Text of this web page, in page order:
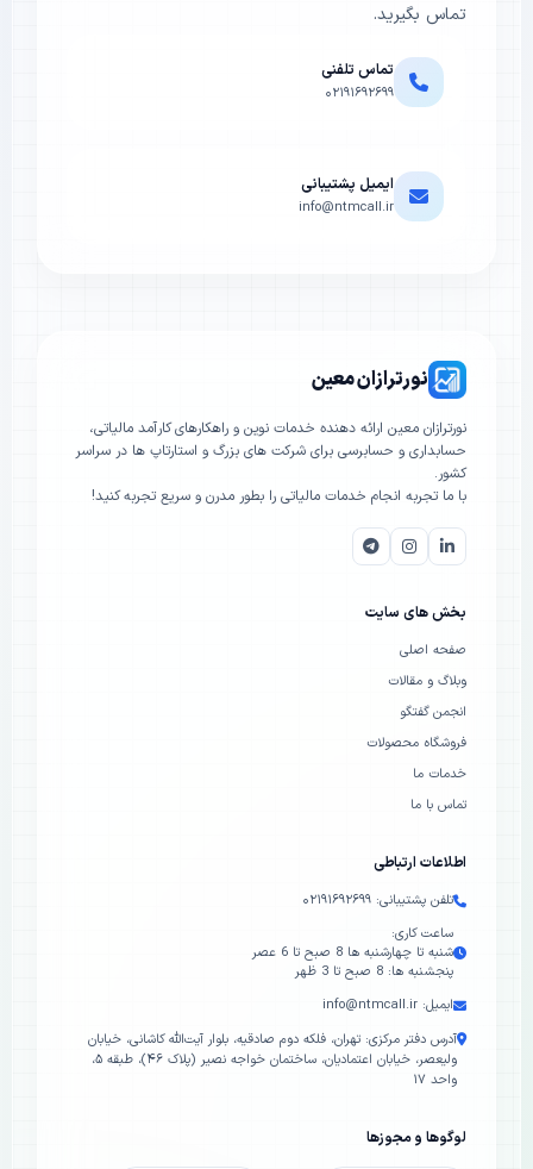
تماس بگیرید.
تماس تلفنی
۰۲۱۹۱۶۹۲۶۹۹
ایمیل پشتیبانی
info@ntmcall.ir
نورترازان معین
نورترازان معین ارائه دهنده خدمات نوین و راهکارهای کارآمد مالیاتی،
حسابداری و حسابرسی برای شرکت های بزرگ و استارتاپ ها در سراسر
کشور.
با ما تجربه انجام خدمات مالیاتی را بطور مدرن و سریع تجربه کنید!
بخش های سایت
صفحه اصلی
وبلاگ و مقالات
انجمن گفتگو
فروشگاه محصولات
خدمات ما
تماس با ما
اطلاعات ارتباطی
تلفن پشتیبانی: ۰۲۱۹۱۶۹۲۶۹۹
ساعت کاری:
شنبه تا چهارشنبه ها 8 صبح تا 6 عصر
پنجشنبه ها: 8 صبح تا 3 ظهر
ایمیل: info@ntmcall.ir
آدرس دفتر مرکزی: تهران، فلکه دوم صادقیه، بلوار آیت‌الله کاشانی، خیابان
ولیعصر، خیابان اعتمادیان، ساختمان خواجه نصیر (پلاک ۴۶)، طبقه ۵،
واحد ۱۷
لوگوها و مجوزها